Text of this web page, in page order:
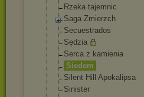
Rzeka tajemnic
Saga Zmierzch
Secuestrados
Sędzia
Serca z kamienia
Siedem
Silent Hill Apokalipsa
Sinister